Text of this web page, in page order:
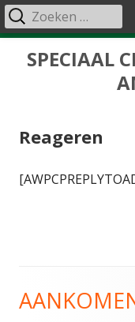
SPECIAAL
Primair
menu
Reageren
Hoofd